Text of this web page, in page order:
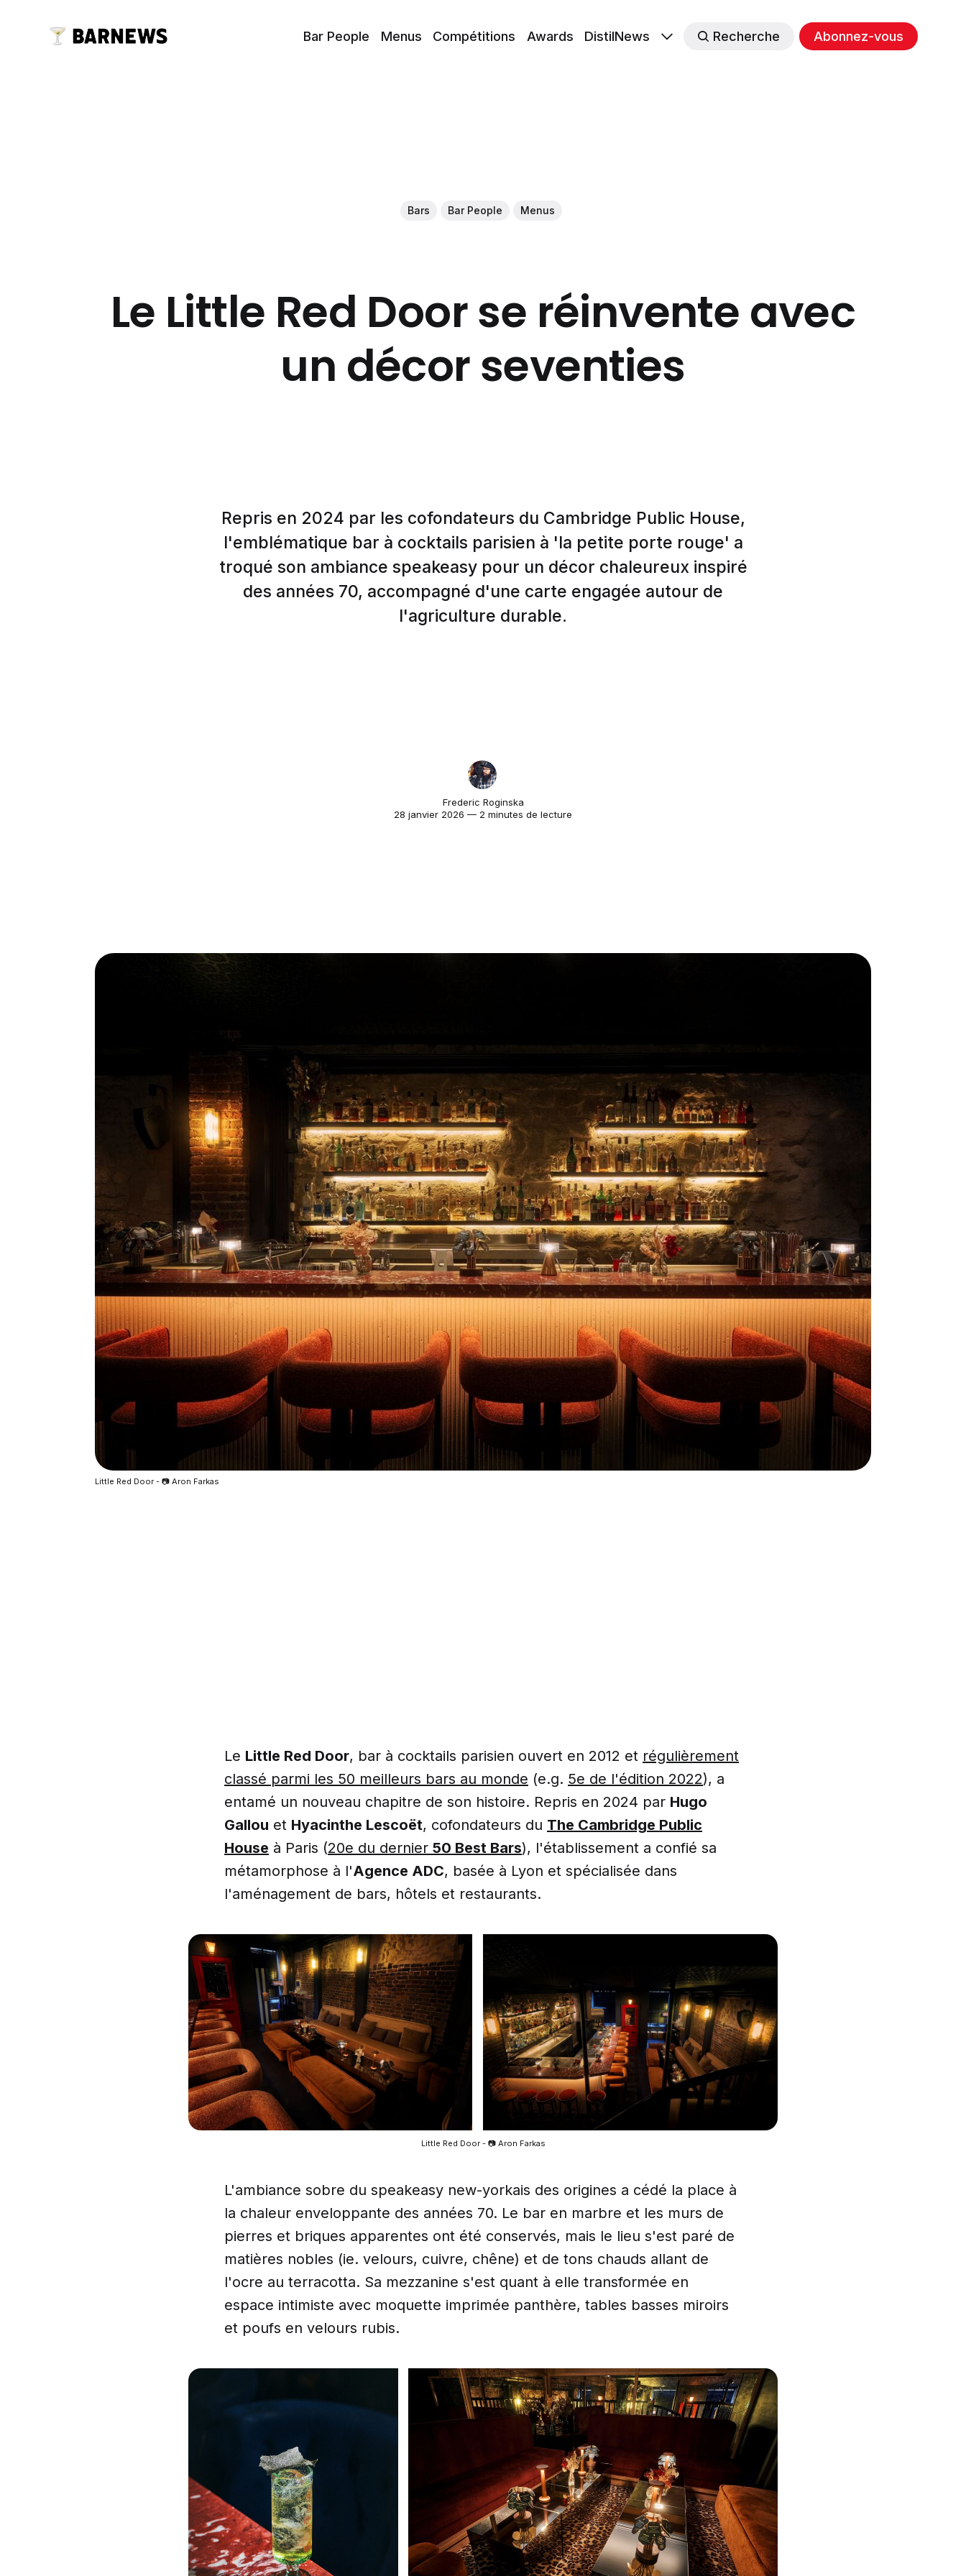
Bar People Menus Compétitions Awards DistilNews Recherche Abonnez-vous
Bars Bar People Menus
Le Little Red Door se réinvente avec
un décor seventies
Repris en 2024 par les cofondateurs du Cambridge Public House,
l'emblématique bar à cocktails parisien à 'la petite porte rouge' a
troqué son ambiance speakeasy pour un décor chaleureux inspiré
des années 70, accompagné d'une carte engagée autour de
l'agriculture durable.
Frederic Roginska
28 janvier 2026 — 2 minutes de lecture
Little Red Door - 📷 Aron Farkas
Le Little Red Door, bar à cocktails parisien ouvert en 2012 et régulièrement
classé parmi les 50 meilleurs bars au monde (e.g. 5e de l'édition 2022), a
entamé un nouveau chapitre de son histoire. Repris en 2024 par Hugo
Gallou et Hyacinthe Lescoët, cofondateurs du The Cambridge Public
House à Paris (20e du dernier 50 Best Bars), l'établissement a confié sa
métamorphose à l'Agence ADC, basée à Lyon et spécialisée dans
l'aménagement de bars, hôtels et restaurants.
Little Red Door - 📷 Aron Farkas
L'ambiance sobre du speakeasy new-yorkais des origines a cédé la place à
la chaleur enveloppante des années 70. Le bar en marbre et les murs de
pierres et briques apparentes ont été conservés, mais le lieu s'est paré de
matières nobles (ie. velours, cuivre, chêne) et de tons chauds allant de
l'ocre au terracotta. Sa mezzanine s'est quant à elle transformée en
espace intimiste avec moquette imprimée panthère, tables basses miroirs
et poufs en velours rubis.